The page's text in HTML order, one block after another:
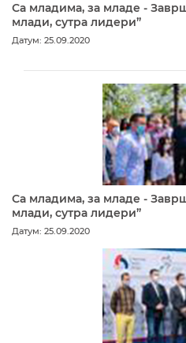
Са младима, за младе -
млади, сутра лидери”
Датум: 25.09.2020
Са младима, за младе -
млади, сутра лидери”
Датум: 25.09.2020